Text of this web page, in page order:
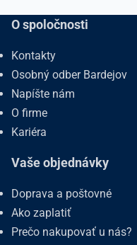
O spoločnosti
Kontakty
Osobný odber Bardejov
Napíšte nám
O firme
Kariéra
Vaše objednávky
Doprava a poštovné
Ako zaplatiť
Prečo nakupovať u nás?